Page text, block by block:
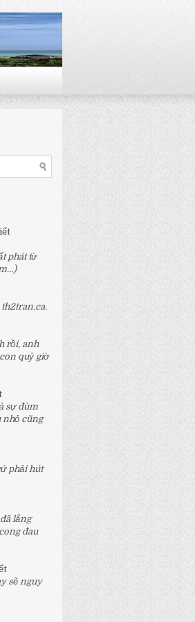
phát từ
th2tran.ca.
rồi, anh
quỷ giờ
sự đùm
nhỏ cũng
phải hút
lắng
đau
sẽ nguy